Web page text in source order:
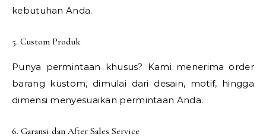
kebutuhan Anda.
5. Custom Produk
Punya permintaan khusus? Kami menerima order
barang kustom, dimulai dari desain, motif, hingga
dimensi menyesuaikan permintaan Anda.
6. Garansi dan After Sales Service